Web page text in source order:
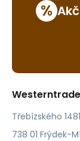
%
Třebízského 1481
738 01 Frýdek-